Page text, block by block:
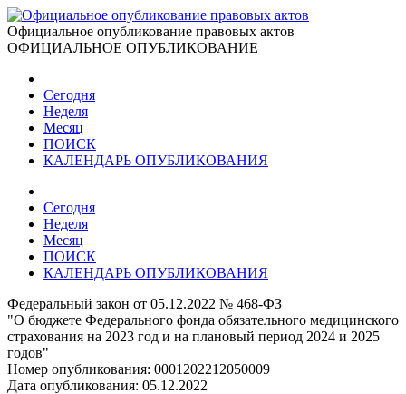
Официальное опубликование правовых актов
ОФИЦИАЛЬНОЕ ОПУБЛИКОВАНИЕ
Сегодня
Неделя
Месяц
ПОИСК
КАЛЕНДАРЬ ОПУБЛИКОВАНИЯ
Сегодня
Неделя
Месяц
ПОИСК
КАЛЕНДАРЬ ОПУБЛИКОВАНИЯ
Федеральный закон от 05.12.2022 № 468-ФЗ
"О бюджете Федерального фонда обязательного медицинского
страхования на 2023 год и на плановый период 2024 и 2025
годов"
Номер опубликования: 0001202212050009
Дата опубликования: 05.12.2022